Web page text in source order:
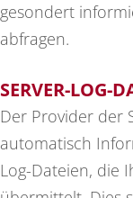
gesondert
abfragen.
SERVER-LOG-
Der Provider der
automatisch
Log-Dateien, die